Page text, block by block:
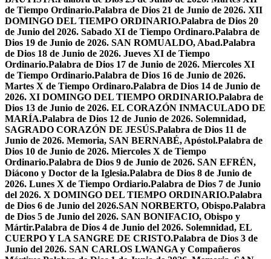
de Tiempo Ordinario.Palabra de Dios 21 de Junio de 2026. XII
DOMINGO DEL TIEMPO ORDINARIO.Palabra de Dios 20
de Junio del 2026. Sabado XI de Tiempo Ordinaro.Palabra de
Dios 19 de Junio de 2026. SAN ROMUALDO, Abad.Palabra
de Dios 18 de Junio de 2026. Jueves XI de Tiempo
Ordinario.Palabra de Dios 17 de Junio de 2026. Miercoles XI
de Tiempo Ordinario.Palabra de Dios 16 de Junio de 2026.
Martes X de Tiempo Ordinaro.Palabra de Dios 14 de Junio de
2026. XI DOMINGO DEL TIEMPO ORDINARIO.Palabra de
Dios 13 de Junio de 2026. EL CORAZÓN INMACULADO DE
MARÍA.Palabra de Dios 12 de Junio de 2026. Solemnidad,
SAGRADO CORAZÓN DE JESÚS.Palabra de Dios 11 de
Junio de 2026. Memoria, SAN BERNABÉ, Apóstol.Palabra de
Dios 10 de Junio de 2026. Miercoles X de Tiempo
Ordinario.Palabra de Dios 9 de Junio de 2026. SAN EFRÉN,
Diácono y Doctor de la Iglesia.Palabra de Dios 8 de Junio de
2026. Lunes X de Tiempo Ordiario.Palabra de Dios 7 de Junio
del 2026. X DOMINGO DEL TIEMPO ORDINARIO.Palabra
de Dios 6 de Junio del 2026.SAN NORBERTO, Obispo.Palabra
de Dios 5 de Junio del 2026. SAN BONIFACIO, Obispo y
Mártir.Palabra de Dios 4 de Junio del 2026. Solemnidad, EL
CUERPO Y LA SANGRE DE CRISTO.Palabra de Dios 3 de
Junio del 2026. SAN CARLOS LWANGA y Compañeros